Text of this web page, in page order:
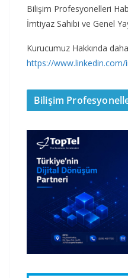
Bilişim Profesyonelleri
İmtiyaz Sahibi ve Genel
Kurucumuz Hakkında
https://
Bilişim